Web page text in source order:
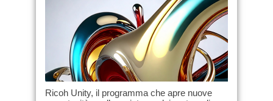
Ricoh Unity, il programma che apre nuove